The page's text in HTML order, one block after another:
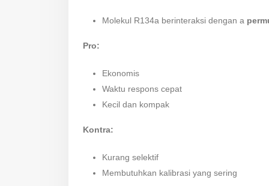
Molekul R134a berinteraksi dengan a
Pro:
Ekonomis
Waktu respons cepat
Kecil dan kompak
Kontra:
Kurang selektif
Membutuhkan kalibrasi yang sering